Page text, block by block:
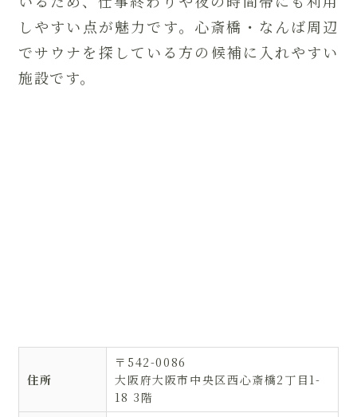
しやすい点が魅力です。心斎橋・なんば周辺
でサウナを探している方の候補に入れやすい
施設です。
住所
〒542-0086
大阪府大阪市中央区西心斎橋2丁目1-
18 3階